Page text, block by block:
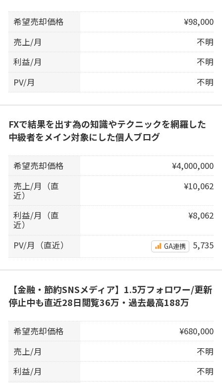
希望売却価格
¥98,000
売上/月
不明
利益/月
不明
PV/月
不明
FXで結果を出す為の知識やテクニックを網羅した
中級者をメイン対象にした個人ブログ
希望売却価格
¥4,000,000
売上/月（直
近）
¥10,062
利益/月（直
近）
¥8,062
PV/月（直近） GA連携 5,735
【金融・節約SNSメディア】1.5万フォロワー/更新
停止中も直近28日閲覧36万・過去最高188万
希望売却価格
¥680,000
売上/月
不明
利益/月
不明